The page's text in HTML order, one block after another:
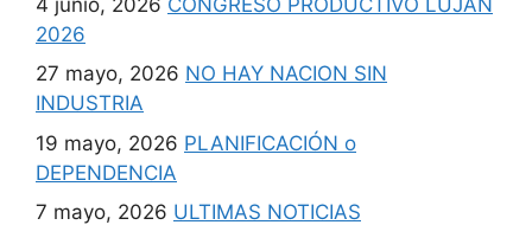
2026
27 mayo, 2026 NO HAY NACION SIN
INDUSTRIA
19 mayo, 2026 PLANIFICACIÓN o
DEPENDENCIA
7 mayo, 2026 ULTIMAS NOTICIAS